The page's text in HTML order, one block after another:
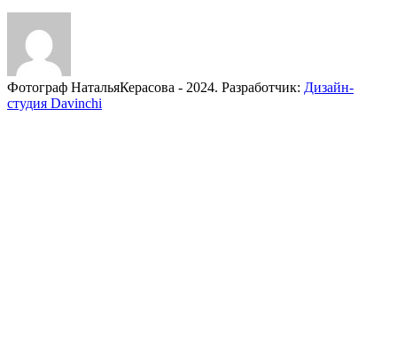
Фотограф НатальяКерасова - 2024. Разработчик: Дизайн-
студия Davinchi